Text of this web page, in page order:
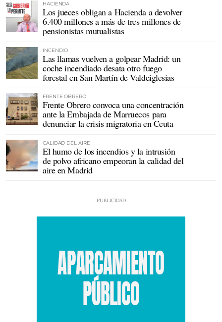
HACIENDA
Los jueces obligan a Hacienda a devolver
6.400 millones a más de tres millones de
pensionistas mutualistas
INCENDIO
Las llamas vuelven a golpear Madrid: un
coche incendiado desata otro fuego
forestal en San Martín de Valdeiglesias
FRENTE OBRERO
Frente Obrero convoca una concentración
ante la Embajada de Marruecos para
denunciar la crisis migratoria en Ceuta
CALIDAD DEL AIRE
El humo de los incendios y la intrusión
de polvo africano empeoran la calidad del
aire en Madrid